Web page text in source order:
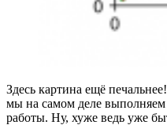
Здесь картина ещё
мы на самом деле
работы. Ну, хуже ведь уже